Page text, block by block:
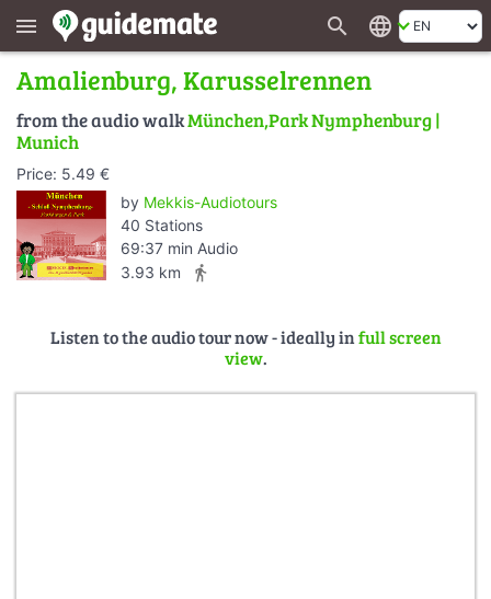
menu search language
Amalienburg, Karusselrennen
from the audio walkMünchen,Park Nymphenburg |
Munich
Price: 5.49 €
by Mekkis-Audiotours
40 Stations
69:37 min Audio
3.93 km
directions_walk
Listen to the audio tour now - ideally infull screen
view.